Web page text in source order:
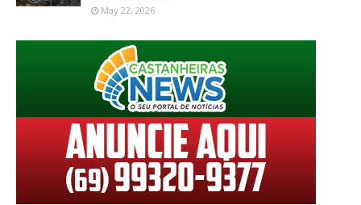
May 22, 2026